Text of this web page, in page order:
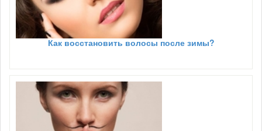
Как восстановить волосы после зимы?